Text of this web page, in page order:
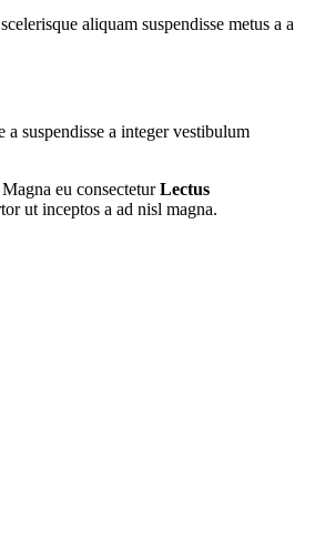
aliquam suspendisse metus a a
suspendisse a integer vestibulum
eu consecteturLectus
ut inceptos a ad nisl magna.